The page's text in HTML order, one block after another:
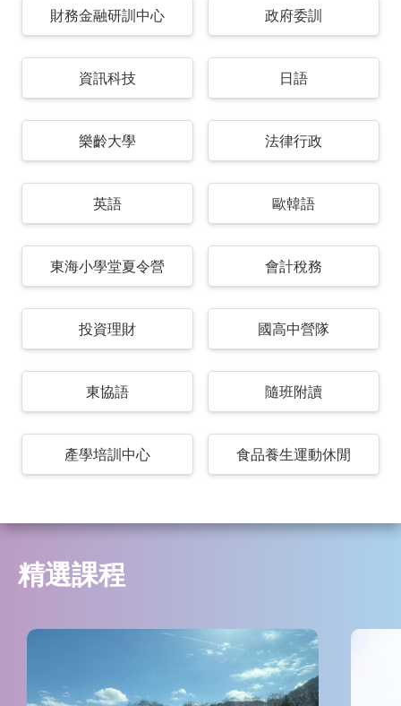
財務金融研訓中心 政府委訓
資訊科技 日語
樂齡大學 法律行政
英語 歐韓語
東海小學堂夏令營 會計稅務
投資理財 國高中營隊
東協語 隨班附讀
產學培訓中心 食品養生運動休閒
精選課程